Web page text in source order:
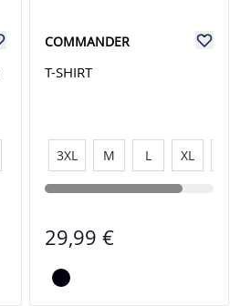
COMMANDER
T-SHIRT
3XL M L XL
29,99 €